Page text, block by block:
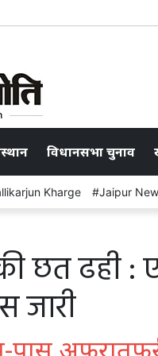
विधानसभा चुनाव
Kharge Jaipur
छत ढही
जारी